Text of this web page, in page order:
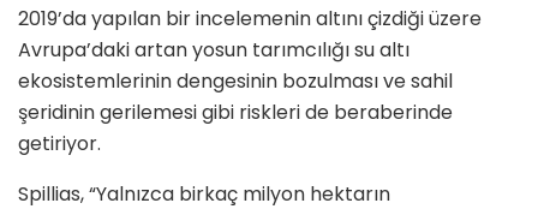
2019’da yapılan bir incelemenin altını çizdiği üzere
Avrupa’daki artan yosun tarımcılığı su altı
ekosistemlerinin dengesinin bozulması ve sahil
şeridinin gerilemesi gibi riskleri de beraberinde
getiriyor.
Spillias, “Yalnızca birkaç milyon hektarın